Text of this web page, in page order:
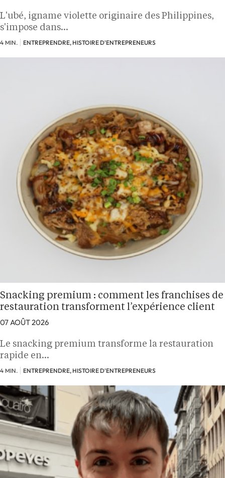
L'ubé, igname violette originaire des Philippines,
s'impose dans…
4 MIN. ENTREPRENDRE, HISTOIRE D'ENTREPRENEURS
Snacking premium : comment les franchises de
restauration transforment l’expérience client
07 AOÛT 2026
Le snacking premium transforme la restauration
rapide en…
4 MIN. ENTREPRENDRE, HISTOIRE D'ENTREPRENEURS